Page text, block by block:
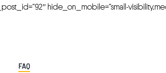
hide_on_mobile=”small-
FAQ